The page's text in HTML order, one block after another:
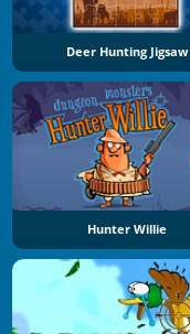
Deer Hunting Jigsaw
Hunter Willie